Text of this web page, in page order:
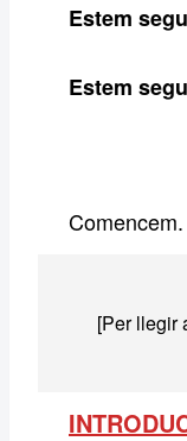
Estem
Estem
Comencem.
[Per llegir